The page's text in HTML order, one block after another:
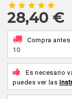
star star star star star
28,40 €
Compra antes
10
Es necesario
puedes ver las